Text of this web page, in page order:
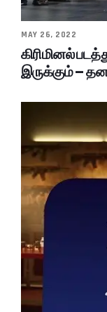
MAY 26, 2022
கிரிமினல்
இருக்கும் –